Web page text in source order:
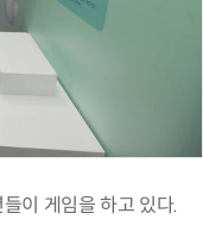
이 게임을 하고 있다.